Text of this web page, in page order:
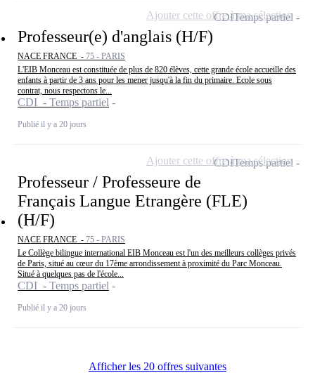
Professeur(e) d'anglais (H/F)
NACE FRANCE - 75 - PARIS
L'EIB Monceau est constituée de plus de 820 élèves, cette grande école accueille des
enfants à partir de 3 ans pour les mener jusqu'à la fin du primaire. Ecole sous
contrat, nous respectons le...
CDI - Temps partiel
Publié il y a 20 jours
CDITemps partiel
Ajouter cette offre à ma sélection
Professeur / Professeure de
Français Langue Etrangère (FLE)
(H/F)
NACE FRANCE - 75 - PARIS
Le Collège bilingue international EIB Monceau est l'un des meilleurs collèges privés
de Paris, situé au cœur du 17ème arrondissement à proximité du Parc Monceau.
Situé à quelques pas de l'école...
CDI - Temps partiel
Publié il y a 20 jours
CDITemps partiel
Ajouter cette offre à ma sélection
Afficher les 20 offres suivantes